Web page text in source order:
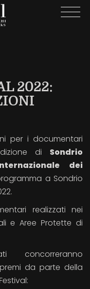
2022:
per i documentari
di Sondrio
dei
a Sondrio
realizzati nei
e Aree Protette di
concorreranno
da parte della